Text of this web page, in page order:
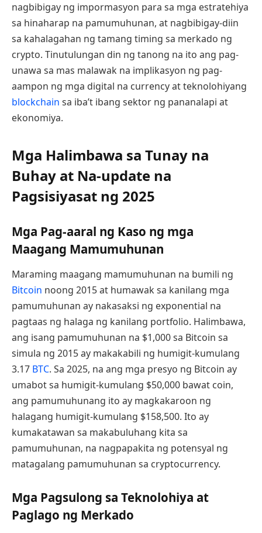
nagbibigay ng impormasyon para sa mga estratehiya
sa hinaharap na pamumuhunan, at nagbibigay-diin
sa kahalagahan ng tamang timing sa merkado ng
crypto. Tinutulungan din ng tanong na ito ang pag-
unawa sa mas malawak na implikasyon ng pag-
aampon ng mga digital na currency at teknolohiyang
blockchain sa iba’t ibang sektor ng pananalapi at
ekonomiya.
Mga Halimbawa sa Tunay na
Buhay at Na-update na
Pagsisiyasat ng 2025
Mga Pag-aaral ng Kaso ng mga
Maagang Mamumuhunan
Maraming maagang mamumuhunan na bumili ng
Bitcoin noong 2015 at humawak sa kanilang mga
pamumuhunan ay nakasaksi ng exponential na
pagtaas ng halaga ng kanilang portfolio. Halimbawa,
ang isang pamumuhunan na $1,000 sa Bitcoin sa
simula ng 2015 ay makakabili ng humigit-kumulang
3.17 BTC. Sa 2025, na ang mga presyo ng Bitcoin ay
umabot sa humigit-kumulang $50,000 bawat coin,
ang pamumuhunang ito ay magkakaroon ng
halagang humigit-kumulang $158,500. Ito ay
kumakatawan sa makabuluhang kita sa
pamumuhunan, na nagpapakita ng potensyal ng
matagalang pamumuhunan sa cryptocurrency.
Mga Pagsulong sa Teknolohiya at
Paglago ng Merkado